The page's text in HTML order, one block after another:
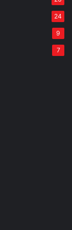
24
9
7